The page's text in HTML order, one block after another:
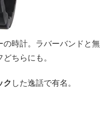
の時計。ラバーバンドと無
ちらにも。
ク した逸話で有名。